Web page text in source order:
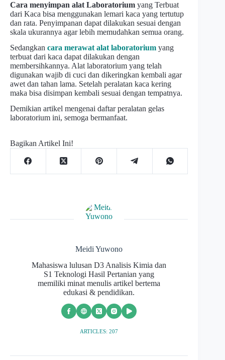
Cara menyimpan alat Laboratorium yang Terbuat
dari Kaca bisa menggunakan lemari kaca yang tertutup
dan rata. Penyimpanan dapat dilakukan sesuai dengan
skala ukurannya agar lebih memudahkan semua orang.
Sedangkan cara merawat alat laboratorium yang
terbuat dari kaca dapat dilakukan dengan
membersihkannya. Alat laboratorium yang telah
digunakan wajib di cuci dan dikeringkan kembali agar
awet dan tahan lama. Setelah peralatan kaca kering
maka bisa disimpan kembali sesuai dengan tempatnya.
Demikian artikel mengenai daftar peralatan gelas
laboratorium ini, semoga bermanfaat.
Bagikan Artikel Ini!
Meidi Yuwono
Mahasiswa lulusan D3 Analisis Kimia dan
S1 Teknologi Hasil Pertanian yang
memiliki minat menulis artikel bertema
edukasi & pendidikan.
ARTICLES: 207